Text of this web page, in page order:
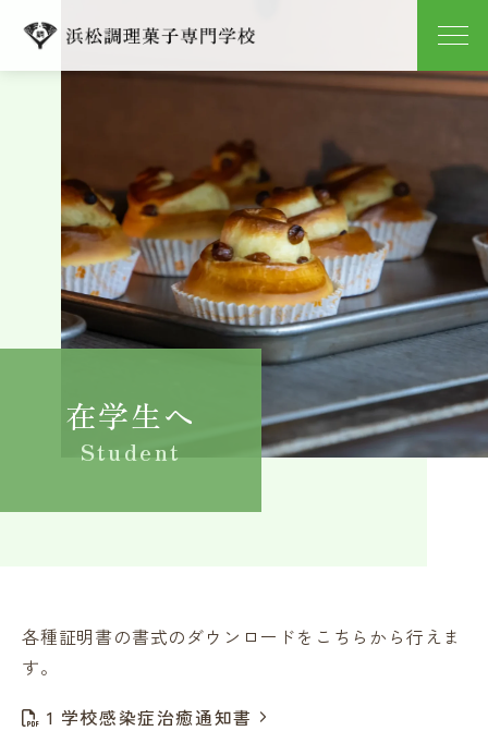
学科紹介
キャンパスライフ
就職
よくある質問
卒業生の方へ在学生へ一般の方へ（教室・講習会）
在学生へ
Student
各種証明書の書式のダウンロードをこちらから行えま
す。
1 学校感染症治癒通知書